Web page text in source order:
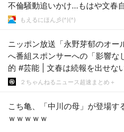
不倫騒動追いかけ…もはや文春
力」となり暴走
もえるにほん彡(^)(^)
ニッポン放送「永野芽郁のオー
へ番組スポンサーへの「影響な
的 #芸能 | 文春は続報を出
２ちゃんねるニュース超速まとめ＋
こち亀、「中川の母」が登場す
ｗｗｗｗｗ